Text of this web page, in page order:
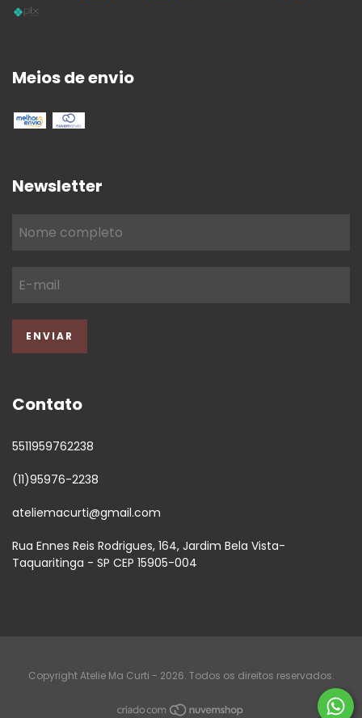
Meios de envio
Newsletter
Contato
5511959762238
(11)95976-2238
ateliemacurti@gmail.com
Rua Ennes Reis Rodrigues, 164, Jardim Bela Vista-
Taquaritinga - SP CEP 15905-004
Copyright Atelie Ma Curti - 2026. Todos os direitos reservados.